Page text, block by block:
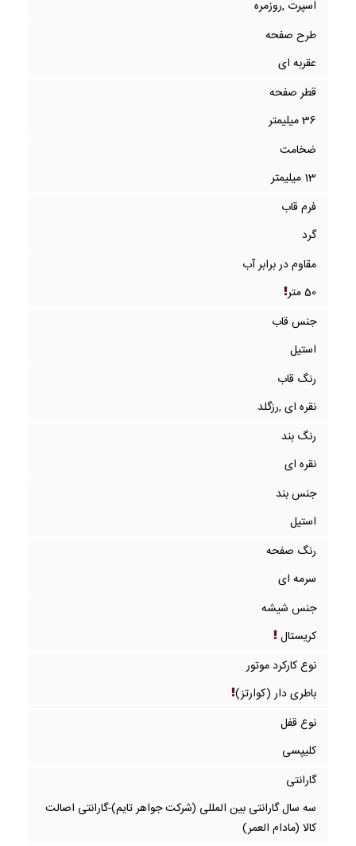
اسپرت ,روزمره
طرح صفحه
عقربه ای
قطر صفحه
36 میلیمتر
ضخامت
13 میلیمتر
فرم قاب
گرد
مقاوم در برابر آب
50 متر
جنس قاب
استیل
رنگ قاب
نقره ای ,رزگلد
رنگ بند
نقره ای
جنس بند
استیل
رنگ صفحه
سرمه ای
جنس شیشه
کریستال
نوع کارکرد موتور
باطری دار (کوارتز)
نوع قفل
کلیپسی
گارانتی
سه سال گارانتی بین المللی (شرکت جواهر تایم)-گارانتی اصالت
کالا (مادام العمر)